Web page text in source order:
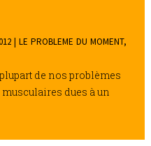
| LE PROBLEME DU MOMENT,
de nos problèmes
dues à un